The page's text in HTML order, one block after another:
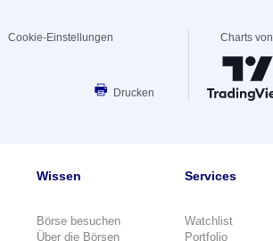
Cookie-Einstellungen
Drucken
Charts von
Wissen
Börse besuchen
Über die Börsen
Services
Watchlist
Portfolio